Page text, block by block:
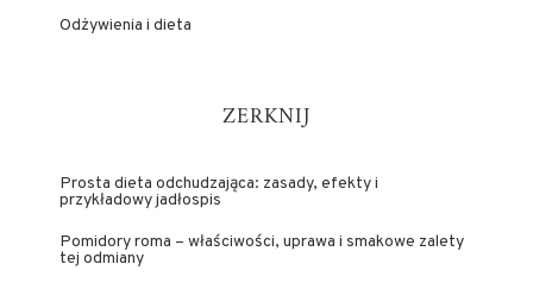
Odżywienia i dieta
ZERKNIJ
Prosta dieta odchudzająca: zasady, efekty i
przykładowy jadłospis
Pomidory roma – właściwości, uprawa i smakowe zalety
tej odmiany